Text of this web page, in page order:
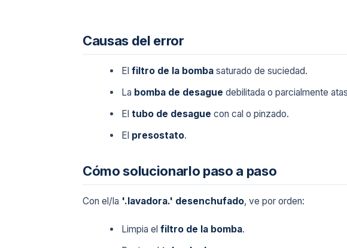
Causas del error
Elfiltro de la bomba saturado de suciedad.
La bomba de desague debilitada o parcialmente
Eltubo de desague con cal o pinzado.
El presostato.
Cómo solucionarlo paso a paso
Con el/la '.lavadora.' desenchufado, ve por orden:
Limpia elfiltro de la bomba.